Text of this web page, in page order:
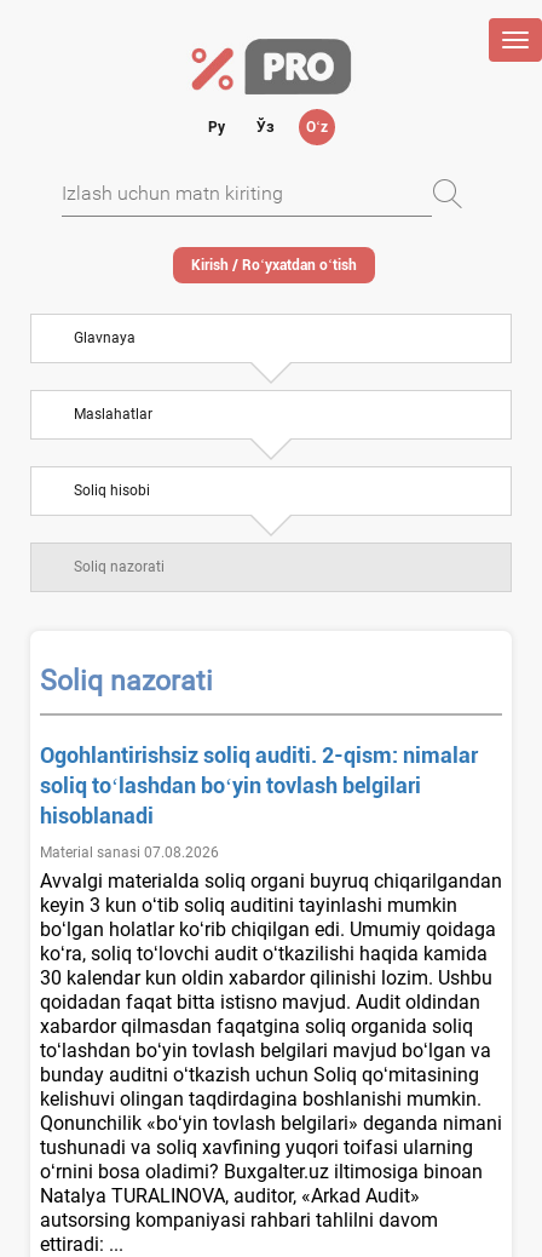
Ру Ўз Oʻz
Kirish / Roʻyхatdan oʻtish
Glavnaya
Maslahatlar
Soliq hisobi
Soliq nazorati
Soliq nazorati
Ogohlantirishsiz soliq auditi. 2-qism: nimalar
soliq toʻlashdan boʻyin tovlash belgilari
hisoblanadi
Material sanasi 07.08.2026
Avvalgi materialda soliq organi buyruq chiqarilgandan
keyin 3 kun oʻtib soliq auditini tayinlashi mumkin
boʻlgan holatlar koʻrib chiqilgan edi. Umumiy qoidaga
koʻra, soliq toʻlovchi audit oʻtkazilishi haqida kamida
30 kalendar kun oldin хabardor qilinishi lozim. Ushbu
qoidadan faqat bitta istisno mavjud. Audit oldindan
хabardor qilmasdan faqatgina soliq organida soliq
toʻlashdan boʻyin tovlash belgilari mavjud boʻlgan va
bunday auditni oʻtkazish uchun Soliq qoʻmitasining
kelishuvi olingan taqdirdagina boshlanishi mumkin.
Qonunchilik «boʻyin tovlash belgilari» deganda nimani
tushunadi va soliq хavfining yuqori toifasi ularning
oʻrnini bosa oladimi? Buxgalter.uz iltimosiga binoan
Natalya TURALINOVA, auditor, «Arkad Audit»
autsorsing kompaniyasi rahbari tahlilni davom
ettiradi: ...